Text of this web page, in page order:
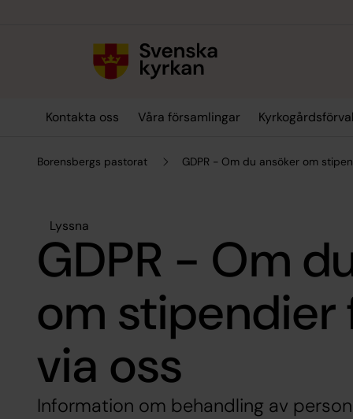
Kontakta oss Våra församlingar
Borensbergs pastorat GDPR - Om du ansöker om
Lyssna
GDPR - Om
om stipendier
via oss
Information om behandling av